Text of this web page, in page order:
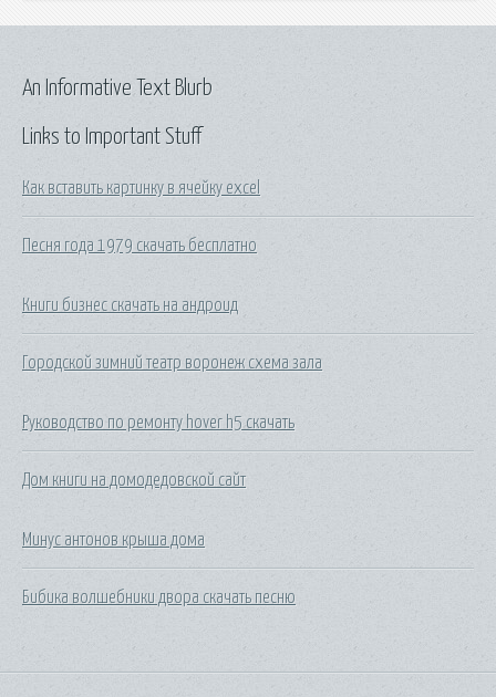
Links to Important Stuff
Как вставить картинку в ячейку excel
Песня года 1979 скачать бесплатно
Книги бизнес скачать на андроид
Городской зимний театр воронеж схема зала
Руководство по ремонту hover h5 скачать
Дом книги на домодедовской сайт
Минус антонов крыша дома
Бибика волшебники двора скачать песню
An Informative Text Blurb